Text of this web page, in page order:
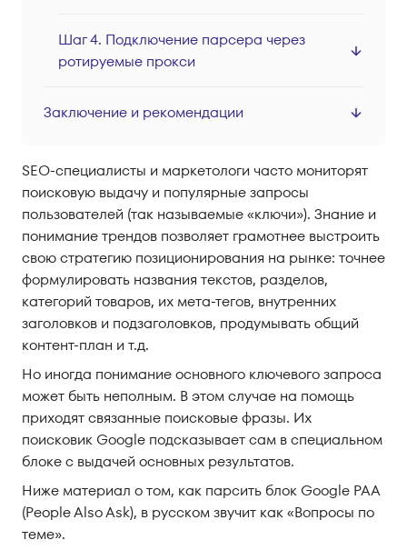
Шаг 4. Подключение парсера через
ротируемые прокси
Заключение и рекомендации
SEO-специалисты и маркетологи часто мониторят
поисковую выдачу и популярные запросы
пользователей (так называемые «ключи»). Знание и
понимание трендов позволяет грамотнее выстроить
свою стратегию позиционирования на рынке: точнее
формулировать названия текстов, разделов,
категорий товаров, их мета-тегов, внутренних
заголовков и подзаголовков, продумывать общий
контент-план и т.д.
Но иногда понимание основного ключевого запроса
может быть неполным. В этом случае на помощь
приходят связанные поисковые фразы. Их
поисковик Google подсказывает сам в специальном
блоке с выдачей основных результатов.
Ниже материал о том, как парсить блок Google PAA
(People Also Ask), в русском звучит как «Вопросы по
теме».